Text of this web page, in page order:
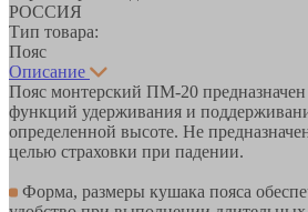
РОССИЯ
Тип товара:
Пояс
Описание
Пояс монтерский ПМ-20
функций удерживания и
определенной высоте. Не
целью страховки при падении.
Форма, размеры кушака пояса